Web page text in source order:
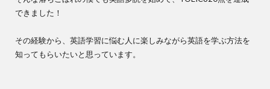
できました！
その経験から、英語学習に悩む人に楽しみながら英語を学ぶ方法を
知ってもらいたいと思っています。